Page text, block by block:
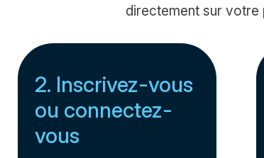
directement sur votre
2. Inscrivez-vous
ou connectez-
vous